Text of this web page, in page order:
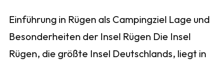
Einführung in Rügen als Campingziel Lage und
Besonderheiten der Insel Rügen Die Insel
Rügen, die größte Insel Deutschlands, liegt in